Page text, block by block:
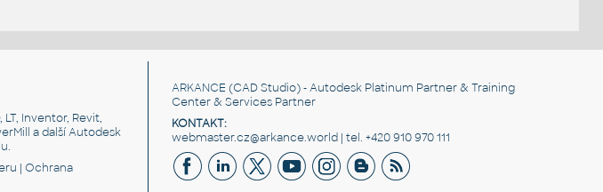
Inventor, Revit,
a další Autodesk
.
|Ochrana
ARKANCE (CAD Studio) - Autodesk Platinum Partner & Training
Center & Services Partner
KONTAKT:
webmaster.cz@arkance.world | tel. +420 910 970 111